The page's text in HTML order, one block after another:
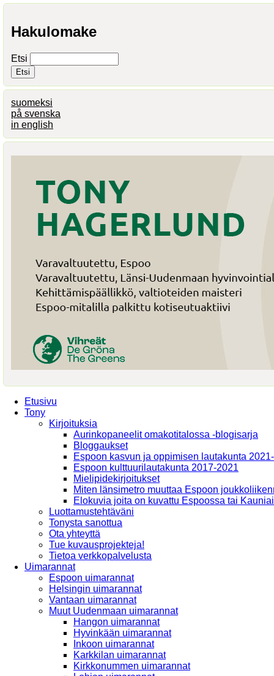
Hakulomake
Etsi
suomeksi
på svenska
in english
Etusivu
Tony
Kirjoituksia
Aurinkopaneelit omakotitalossa -blogisarja
Bloggaukset
Espoon kasvun ja oppimisen lautakunta
Espoon kulttuurilautakunta 2017-2021
Mielipidekirjoitukset
Miten länsimetro muuttaa Espoon
Elokuvia joita on kuvattu Espoossa tai
Luottamustehtäväni
Tonysta sanottua
Ota yhteyttä
Tue kuvausprojekteja!
Tietoa verkkopalvelusta
Uimarannat
Espoon uimarannat
Helsingin uimarannat
Vantaan uimarannat
Muut Uudenmaan uimarannat
Hangon uimarannat
Hyvinkään uimarannat
Inkoon uimarannat
Karkkilan uimarannat
Kirkkonummen uimarannat